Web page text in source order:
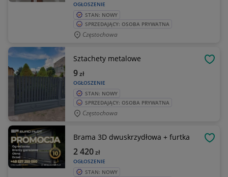
OGŁOSZENIE
STAN: NOWY
SPRZEDAJĄCY: OSOBA PRYWATNA
Częstochowa
Sztachety metalowe
OGŁOSZENIE
9zł
STAN: NOWY
SPRZEDAJĄCY: OSOBA PRYWATNA
Częstochowa
Brama 3D dwuskrzydłowa + furtka
OGŁOSZENIE
2 420zł
STAN: NOWY